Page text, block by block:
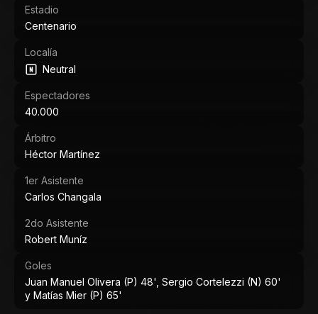
Estadio
Centenario
Localía
Neutral
Espectadores
40.000
Árbitro
Héctor Martínez
1er Asistente
Carlos Changala
2do Asistente
Robert Muníz
Goles
Juan Manuel Olivera (P) 48', Sergio Cortelezzi (N) 60'
y Matías Mier (P) 65'